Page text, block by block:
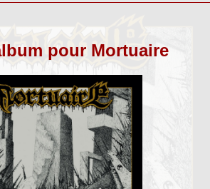
pour Mortuaire